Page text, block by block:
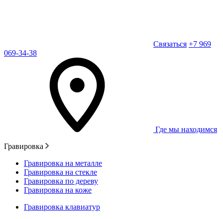
Связаться +7 969
069-34-38
Где мы находимся
Гравировка
Гравировка на металле
Гравировка на стекле
Гравировка по дереву
Гравировка на коже
Гравировка клавиатур